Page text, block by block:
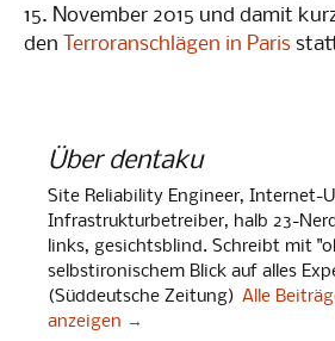
15. November 2015 und damit
den Terroranschlägen in Paris
Über dentaku
Site Reliability Engineer, Internet-
Infrastrukturbetreiber, halb 23-
links, gesichtsblind. Schreibt mit
selbstironischem Blick auf alles
(Süddeutsche Zeitung) Alle
anzeigen →